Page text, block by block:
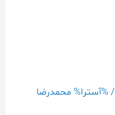
/ %آسترا% محمدرضا